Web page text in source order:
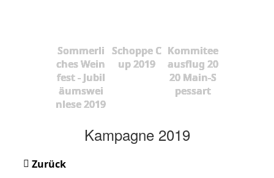
Sommerli
ches Wein
fest - Jubil
äumswei
nlese 2019
Schoppe C
up 2019
Kommitee
ausflug 20
20 Main-S
pessart
Kampagne 2019
Zurück